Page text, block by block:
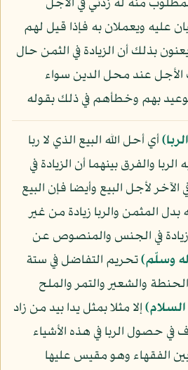
منه له زدني في الأجل
عليه ويعملان به فإذا قيل لهم
بذلك أن الزيادة في الثمن حال
الأجل عند محل الدين سواء
بهم وخطأهم في ذلك بقوله
أي أحل الله البيع الذي لا ربا
والفرق بينهما أن الزيادة في
لأجل البيع وأيضا فإن البيع
المثمن والربا زيادة من غير
زيادة في الجنس والمنصوص عن
وسلّم)تحريم التفاضل في ستة
والشعير والتمر والملح
إلا مثلا بمثل يدا بيد من زاد
في حصول الربا في هذه الأشياء
الفقهاء وهو مقيس عليها